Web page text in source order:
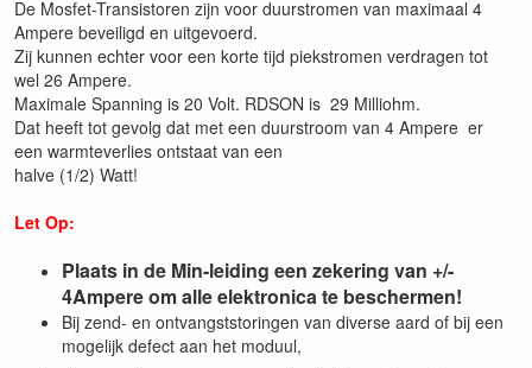
De Mosfet-Transistoren zijn voor duurstromen van maximaal 4
Ampere beveiligd en uitgevoerd.
Zij kunnen echter voor een korte tijd piekstromen verdragen tot
wel 26 Ampere.
Maximale Spanning is 20 Volt. RDSON is 29 Milliohm.
Dat heeft tot gevolg dat met een duurstroom van 4 Ampere er
een warmteverlies ontstaat van een
halve (1/2) Watt!
Let Op:
Plaats in de Min-leiding een zekering van +/-
4Ampere om alle elektronica te beschermen!
Bij zend- en ontvangststoringen van diverse aard of bij een
mogelijk defect aan het moduul,